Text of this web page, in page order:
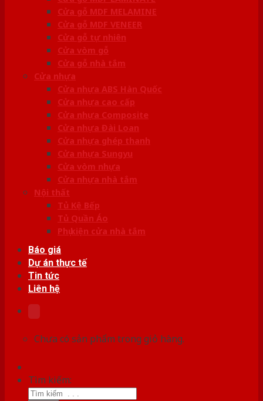
Cửa gỗ MDF MELAMINE
Cửa gỗ MDF VENEER
Cửa gỗ tự nhiên
Cửa vòm gỗ
Cửa gỗ nhà tắm
Cửa nhựa
Cửa nhựa ABS Hàn Quốc
Cửa nhựa cao cấp
Cửa nhựa Composite
Cửa nhựa Đài Loan
Cửa nhựa ghép thanh
Cửa nhựa Sungyu
Cửa vòm nhựa
Cửa nhựa nhà tắm
Nội thất
Tủ Kệ Bếp
Tủ Quần Áo
Phụ kiện cửa nhà tắm
Báo giá
Dự án thực tế
Tin tức
Liên hệ
Chưa có sản phẩm trong giỏ hàng.
Tìm kiếm: